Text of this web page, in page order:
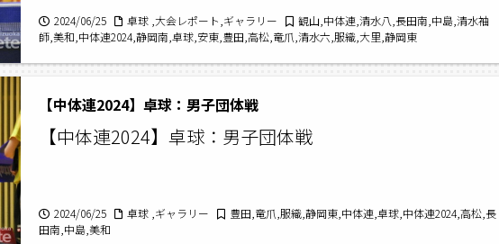
2024/06/25 卓球 ,大会レポート,ギャラリー
観山,中体連,清水八,長田南,中島,清水袖
師,美和,中体連2024,静岡南,卓球,安東,豊田,高松,竜爪,清水六,服織,大里,静岡東
【中体連2024】卓球：男子団体戦
【中体連2024】卓球：男子団体戦
2024/06/25 卓球 ,ギャラリー
豊田,竜爪,服織,静岡東,中体連,卓球,中体連2024,高松,長
田南,中島,美和